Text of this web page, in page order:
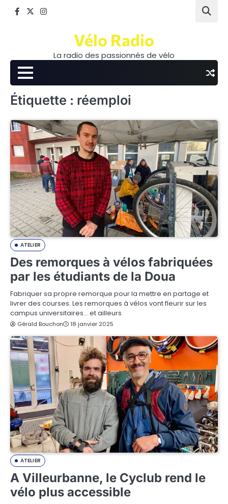
Facebook
TwitterInstagram
Vélo Radio
La radio des passionnés de vélo
Étiquette : réemploi
ATELIER
Des remorques à vélos fabriquées
par les étudiants de la Doua
Fabriquer sa propre remorque pour la mettre en partage et
livrer des courses. Les remorques à vélos vont fleurir sur les
campus universitaires… et ailleurs
Gérald Bouchon 18 janvier 2025
ATELIER
A Villeurbanne, le Cyclub rend le
vélo plus accessible